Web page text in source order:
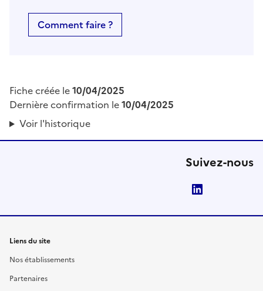
Comment faire ?
Fiche créée le10/04/2025
Dernière confirmation le10/04/2025
Voir l'historique
Suivez-nous
Liens du site
Nos établissements
Partenaires